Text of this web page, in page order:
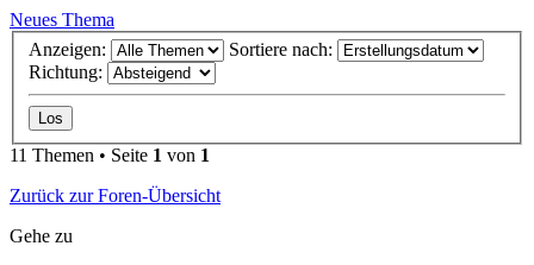
Neues Thema
Anzeigen:
Sortiere nach:
Richtung:
11 Themen • Seite 1 von 1
Zurück zur Foren-Übersicht
Gehe zu